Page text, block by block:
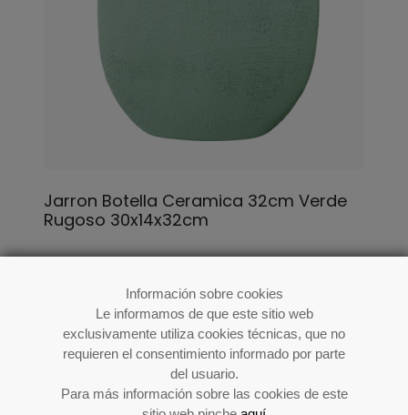
Información sobre cookies
Le informamos de que este sitio web
exclusivamente utiliza cookies técnicas, que no
requieren el consentimiento informado por parte
del usuario.
Para más información sobre las cookies de este
Jarron Botella Ceramica 32cm Verde
Rugoso 30x14x32cm